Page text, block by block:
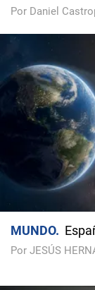
Por Daniel
MUNDO
Por JESÚS